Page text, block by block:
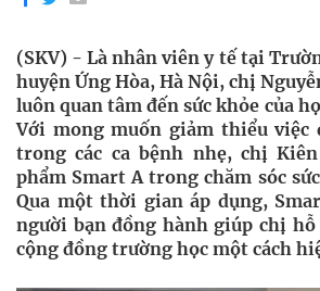
(SKV) - Là nhân viên y tế tại
huyện Ứng Hòa, Hà Nội, chị
luôn quan tâm đến sức khỏe của
Với mong muốn giảm thiểu việc
trong các ca bệnh nhẹ, chị
phẩm Smart A trong chăm sóc
Qua một thời gian áp dụng,
người bạn đồng hành giúp chị
cộng đồng trường học một cách